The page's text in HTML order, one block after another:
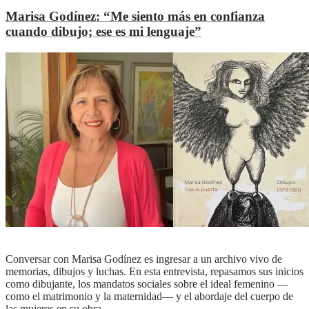
Marisa Godínez: “Me siento más en confianza
cuando dibujo; ese es mi lenguaje”
Conversar con Marisa Godínez es ingresar a un archivo vivo de
memorias, dibujos y luchas. En esta entrevista, repasamos sus inicios
como dibujante, los mandatos sociales sobre el ideal femenino —
como el matrimonio y la maternidad— y el abordaje del cuerpo de